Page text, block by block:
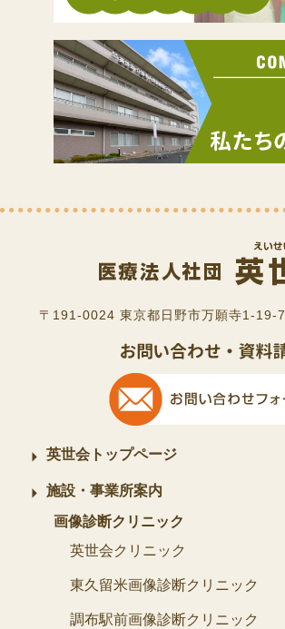
〒191-0024 東京都日野市万願寺1-19-7
英世会トップページ
施設・事業所案内
画像診断クリニック
英世会クリニック
東久留米画像診断クリニック
調布駅前画像診断クリニック